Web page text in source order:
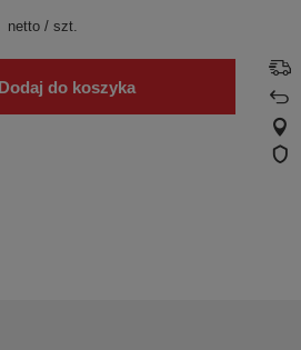
netto/ szt.
Dodaj do koszyka